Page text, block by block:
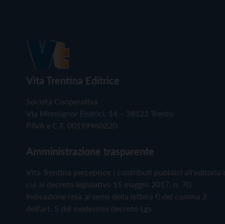
Vita Trentina Editrice
Società Cooperativa
Via Monsignor Endrici, 14 – 38122 Trento
P.IVA e C.F. 00199960220
Amministrazione trasparente
Vita Trentina percepisce i contributi pubblici all'editoria
cui al decreto legislativo 15 maggio 2017, n. 70.
Indicazione resa ai sensi della lettera f) del comma 2
dell'art. 5 del medesimo decreto Lgs.